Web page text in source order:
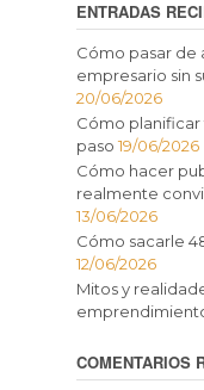
ENTRADAS
Cómo pasar de
empresario sin
20/06/2026
Cómo planificar
paso 19/06/2026
Cómo hacer
realmente
13/06/2026
Cómo sacarle
12/06/2026
Mitos y
COMENTARIOS